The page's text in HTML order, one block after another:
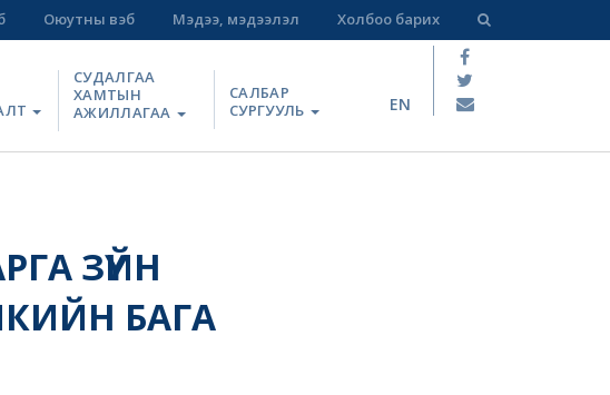
Оюутны вэб Мэдээ, мэдээлэл Холбоо барих
СУДАЛГАА
ХАМТЫН
АЖИЛЛАГАА
САЛБАР
СУРГУУЛЬ
EN
ЗҮЙН
БАГА